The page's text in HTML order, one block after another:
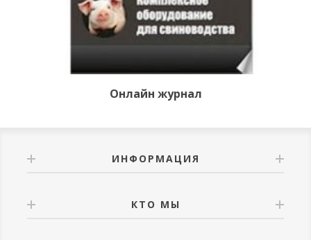
Онлайн журнал
ИНФОРМАЦИЯ
КТО МЫ